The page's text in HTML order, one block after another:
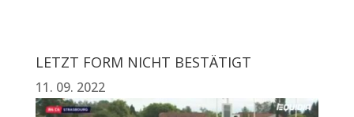
LETZT FORM NICHT BESTÄTIGT
11. 09. 2022